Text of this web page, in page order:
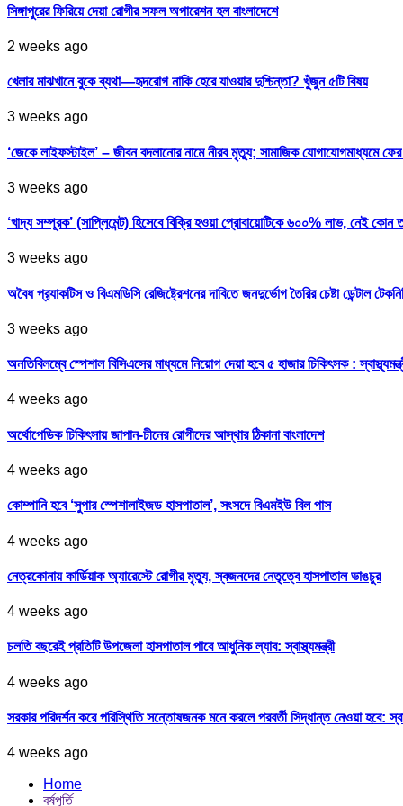
সিঙ্গাপুরের ফিরিয়ে দেয়া রোগীর সফল অপারেশন হল বাংলাদেশে
2 weeks ago
খেলার মাঝখানে বুকে ব্যথা—হৃদরোগ নাকি হেরে যাওয়ার দুশ্চিন্তা? খুঁজুন ৫টি বিষয়
3 weeks ago
‘জেকে লাইফস্টাইল’ – জীবন বদলানোর নামে নীরব মৃত্যু; সামাজিক যোগাযোগমাধ্যমে
3 weeks ago
‘খাদ্য সম্পূরক’ (সাপ্লিমেন্ট) হিসেবে বিক্রি হওয়া প্রোবায়োটিকে ৬০০% লাভ, নেই কোন
3 weeks ago
অবৈধ প্র‍্যাকটিস ও বিএমডিসি রেজিষ্ট্রেশনের দাবিতে জনদুর্ভোগ তৈরির চেষ্টা ডেন্টাল
3 weeks ago
অনতিবিলম্বে স্পেশাল বিসিএসের মাধ্যমে নিয়োগ দেয়া হবে ৫ হাজার চিকিৎসক :
4 weeks ago
অর্থোপেডিক চিকিৎসায় জাপান-চীনের রোগীদের আস্থার ঠিকানা বাংলাদেশ
4 weeks ago
কোম্পানি হবে ‘সুপার স্পেশালাইজড হাসপাতাল’, সংসদে বিএমইউ বিল পাস
4 weeks ago
নেত্রকোনায় কার্ডিয়াক অ্যারেস্টে রোগীর মৃত্যু, স্বজনদের নেতৃত্বে হাসপাতাল ভাঙচুর
4 weeks ago
চলতি বছরেই প্রতিটি উপজেলা হাসপাতাল পাবে আধুনিক ল্যাব: স্বাস্থ্যমন্ত্রী
4 weeks ago
সরকার পরিদর্শন করে পরিস্থিতি সন্তোষজনক মনে করলে পরবর্তী সিদ্ধান্ত নেওয়া হবে:
4 weeks ago
Home
বর্ষপূর্তি